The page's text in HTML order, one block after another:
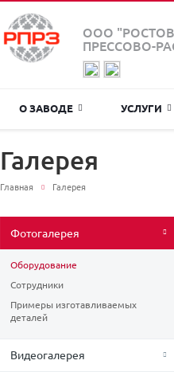
ООО
ПРЕССОВО-
О ЗАВОДЕ УСЛУГИ
Галерея
Главная Галерея
Фотогалерея
Оборудование
Сотрудники
Примеры изготавливаемых
деталей
Видеогалерея